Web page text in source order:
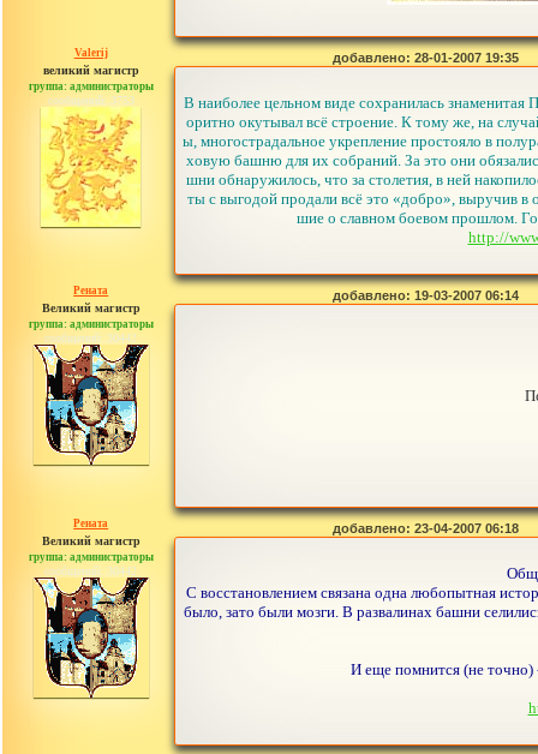
Valerij
великий магистр
группа: администраторы
сообщений: 3753
добавлено: 28-01-2007 19:35
В наиболее цельном виде сохранилась
оритно окутывал всё строение. К тому же, на
ы, многострадальное укрепление простояло в
ховую башню для их собраний. За это они
шни обнаружилось, что за столетия, в ней
ты с выгодой продали всё это «добро», выручив
шие о славном боевом прошлом.
http://
Рената
Великий магистр
группа: администраторы
сообщений: 30442
добавлено: 19-03-2007 06:14
Рената
Великий магистр
группа: администраторы
сообщений: 30442
добавлено: 23-04-2007 06:18
С восстановлением связана одна любопытная
было, зато были мозги. В развалинах башни
И еще помнится (не точно)